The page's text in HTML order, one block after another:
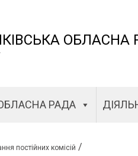
ОБЛАСНА
РАДА
постійних комісій /